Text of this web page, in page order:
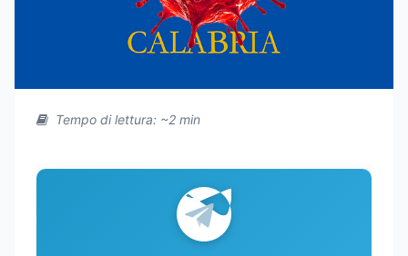
Tempo di lettura: ~2 min